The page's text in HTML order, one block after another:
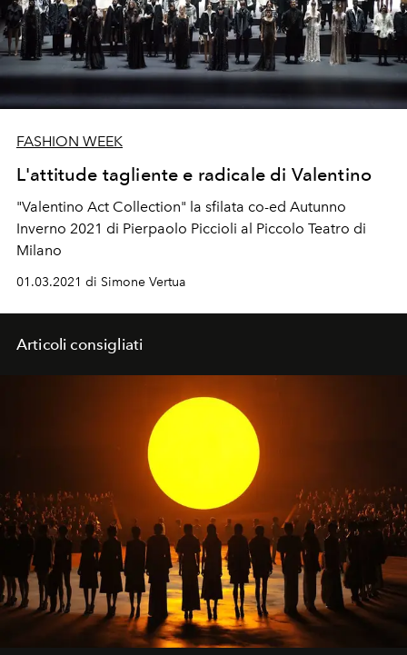
FASHION WEEK
L'attitude tagliente e radicale di Valentino
"Valentino Act Collection" la sfilata co-ed Autunno
Inverno 2021 di Pierpaolo Piccioli al Piccolo Teatro di
Milano
01.03.2021 di Simone Vertua
Articoli consigliati